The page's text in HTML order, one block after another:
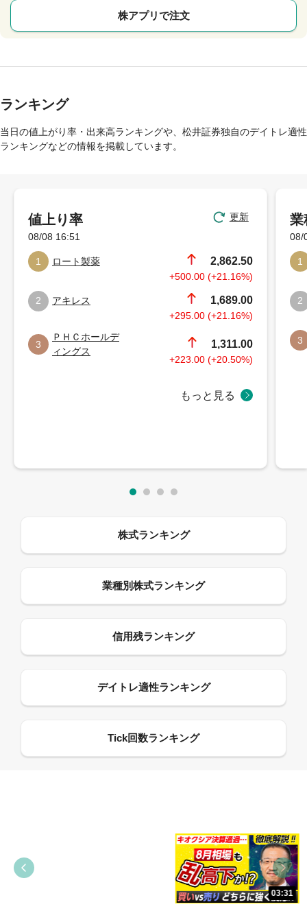
株アプリで注文
ランキング
当日の値上がり率・出来高ランキングや、松井証券独自のデイトレ適性
ランキングなどの情報を掲載しています。
03:31